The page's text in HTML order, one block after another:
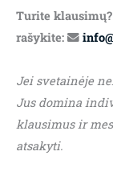
Turite
rašykite:
Jei svetainėje
Jus domina
klausimus ir
atsakyti.